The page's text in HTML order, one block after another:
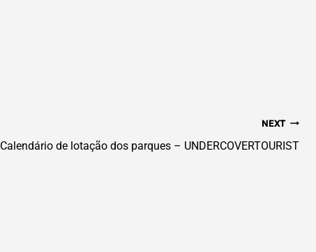
NEXT
Calendário de lotação dos parques – UNDERCOVERTOURIST